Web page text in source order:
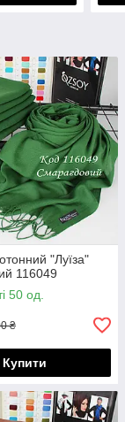
"Луїза"
116049
50 од.
₴
Купити